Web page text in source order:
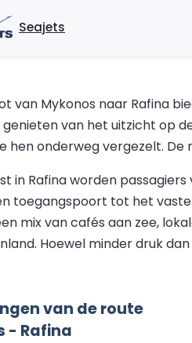
Seajets
van Mykonos naar Rafina
genieten van het uitzicht op
hen onderweg vergezelt.
in Rafina worden
toegangspoort tot het
mix van cafés aan zee,
Hoewel minder druk
van de route
- Rafina